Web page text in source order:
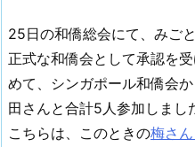
25日の和僑総会にて、みご
正式な和僑会として承認を
めて、シンガポール和僑会
田さんと合計5人参加しまし
こちらは、このときの梅さん